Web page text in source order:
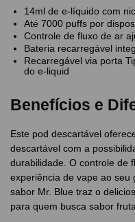
14ml de e-líquido com
Até 7000 puffs por
Controle de fluxo de ar
Bateria recarregável
Recarregável via porta
do e-liquid
Benefícios e
Este pod descartável
descartável com a
durabilidade. O controle de
experiência de vape ao seu
sabor Mr. Blue traz o
para quem busca sabor